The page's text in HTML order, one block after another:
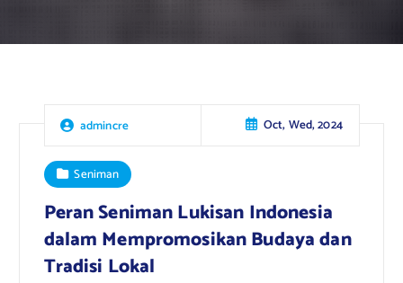
admincre Oct, Wed, 2024
Seniman
Peran Seniman Lukisan Indonesia
dalam Mempromosikan Budaya dan
Tradisi Lokal